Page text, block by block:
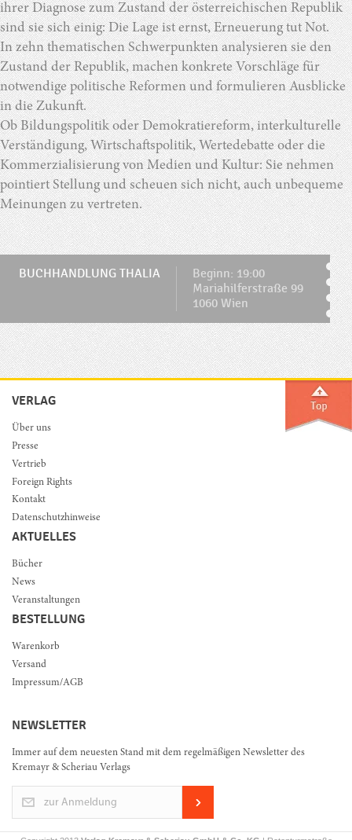
ihrer Diagnose zum Zustand der österreichischen Republik
sind sie sich einig: Die Lage ist ernst, Erneuerung tut Not.
In zehn thematischen Schwerpunkten analysieren sie den
Zustand der Republik, machen konkrete Vorschläge für
notwendige politische Reformen und formulieren Ausblicke
in die Zukunft.
Ob Bildungspolitik oder Demokratiereform, interkulturelle
Verständigung, Wirtschaftspolitik, Wertedebatte oder die
Kommerzialisierung von Medien und Kultur: Sie nehmen
pointiert Stellung und scheuen sich nicht, auch unbequeme
Meinungen zu vertreten.
BUCHHANDLUNG THALIA
Beginn: 19:00
Mariahilferstraße 99
1060 Wien
VERLAG
Über uns
Presse
Vertrieb
Foreign Rights
Kontakt
Datenschutzhinweise
AKTUELLES
Bücher
News
Veranstaltungen
BESTELLUNG
Warenkorb
Versand
Impressum/AGB
NEWSLETTER
Immer auf dem neuesten Stand mit dem regelmäßigen Newsletter des
Kremayr & Scheriau Verlags
zur Anmeldung